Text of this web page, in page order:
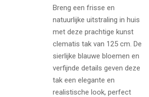
Breng een frisse en
natuurlijke uitstraling in huis
met deze prachtige kunst
clematis tak van 125 cm. De
sierlijke blauwe bloemen en
verfijnde details geven deze
tak een elegante en
realistische look, perfect